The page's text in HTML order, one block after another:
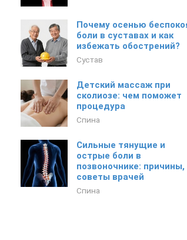
Почему осенью
боли в суставах и как
избежать обострений?
Сустав
Детский массаж при
сколиозе: чем поможет
процедура
Спина
Сильные тянущие и
острые боли в
позвоночнике: причины,
советы врачей
Спина